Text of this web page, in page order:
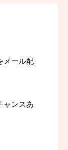
メール配
ャンスあ